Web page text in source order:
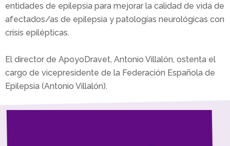
entidades de epilepsia para mejorar la calidad de vida de
afectados/as de epilepsia y patologías neurológicas con
crisis epilépticas.
El director de ApoyoDravet, Antonio Villalón, ostenta el
cargo de vicepresidente de la Federación Española de
Epilepsia (Antonio Villalón).